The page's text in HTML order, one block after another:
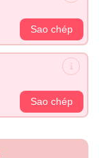
Sao chép
Sao chép